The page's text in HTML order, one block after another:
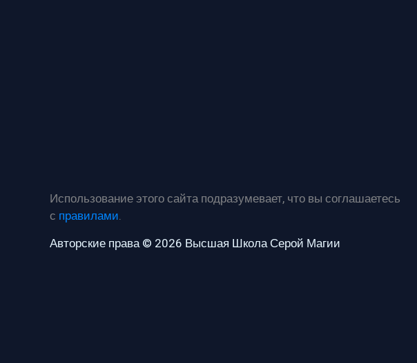
Использование этого сайта подразумевает, что вы соглашаетесь
с правилами.
Авторские права © 2026 Высшая Школа Серой Магии